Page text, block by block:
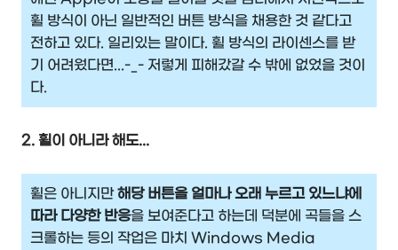
휠 방식이 아닌 일반적인 버튼 방식을 채용한 것 같다고
전하고 있다. 일리있는 말이다. 휠 방식의 라이센스를 받
기 어려웠다면...-_- 저렇게 피해갔갈 수 밖에 없었을 것이
다.
2. 휠이 아니라 해도...
휠은 아니지만해당 버튼을 얼마나 오래 누르고 있느냐에
따라 다양한 반응을 보여준다고 하는데 덕분에 곡들을 스
크롤하는 등의 작업은 마치 Windows Media